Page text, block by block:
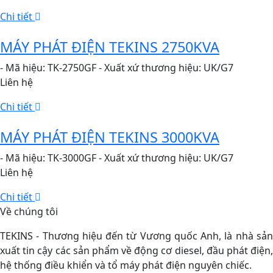
Chi tiết
MÁY PHÁT ĐIỆN TEKINS 2750KVA
- Mã hiệu: TK-2750GF - Xuất xứ thương hiệu: UK/G7
Liên hệ
Chi tiết
MÁY PHÁT ĐIỆN TEKINS 3000KVA
- Mã hiệu: TK-3000GF - Xuất xứ thương hiệu: UK/G7
Liên hệ
Chi tiết
Về chúng tôi
TEKINS - Thương hiệu đến từ Vương quốc Anh, là nhà sản
xuất tin cậy các sản phẩm về động cơ diesel, đầu phát điện,
hệ thống điều khiển và tổ máy phát điện nguyên chiếc.